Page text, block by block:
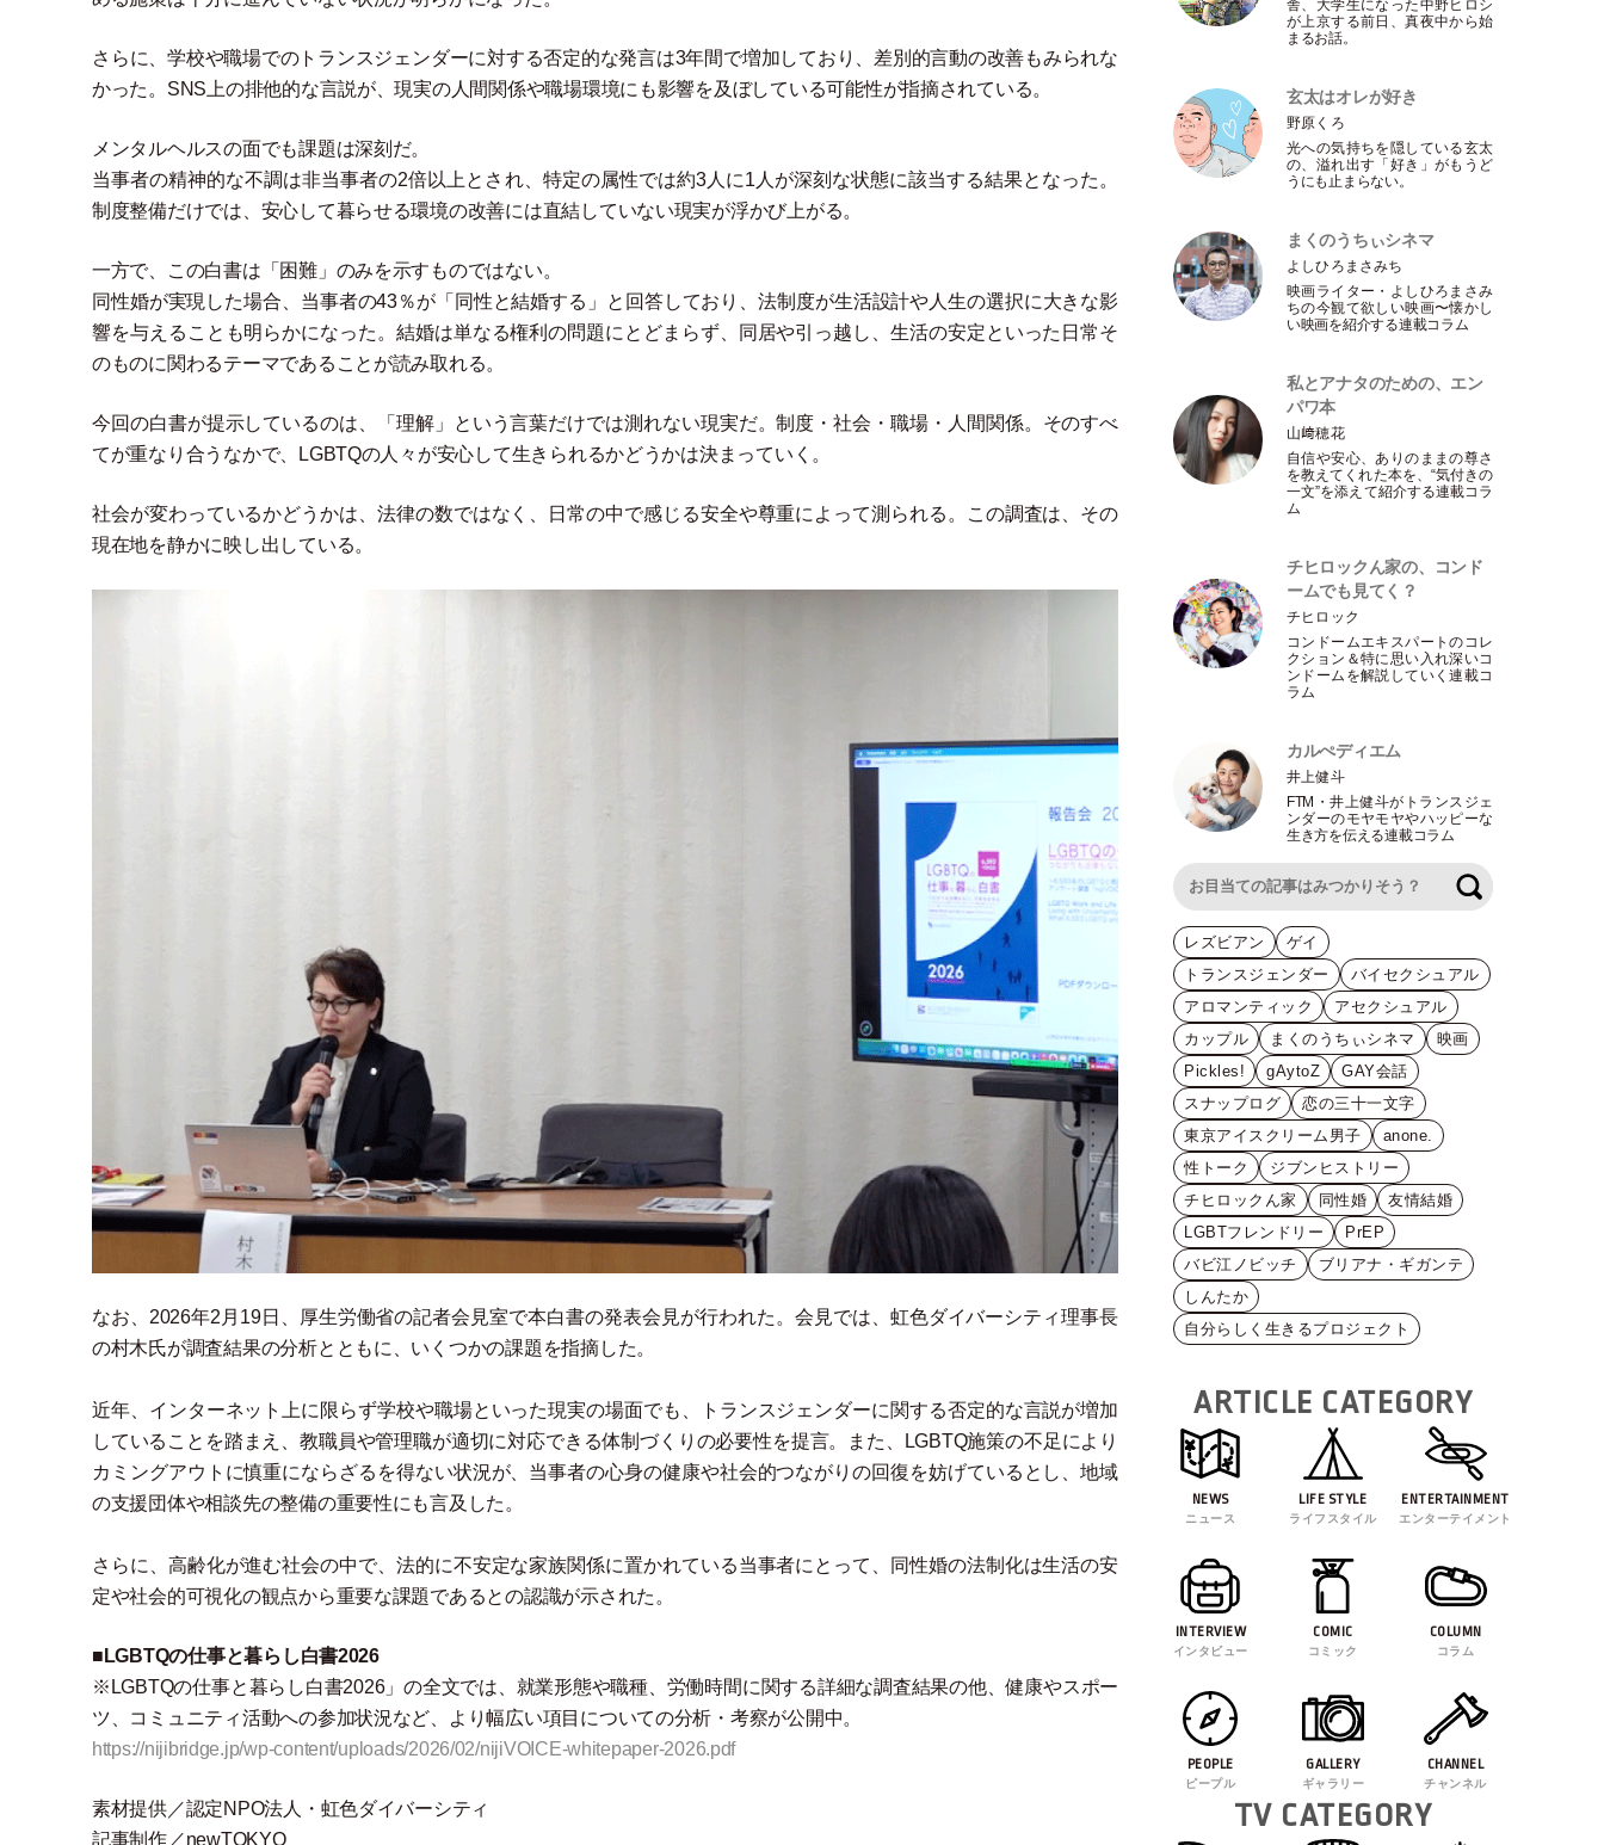
さらに、学校や職場でのトランスジェンダーに対する否定的な発言は3年間で増加しており、差別的言動の改善もみられな
かった。SNS上の排他的な言説が、現実の人間関係や職場環境にも影響を及ぼしている可能性が指摘されている。
メンタルヘルスの面でも課題は深刻だ。
当事者の精神的な不調は非当事者の2倍以上とされ、特定の属性では約3人に1人が深刻な状態に該当する結果となった。
制度整備だけでは、安心して暮らせる環境の改善には直結していない現実が浮かび上がる。
一方で、この白書は 「 困難」 のみを示すものではない。
同性婚が実現した場合、当事者の43％が「 同性と結婚する 」
と回答しており、法制度が生活設計や人生の選択に大きな影
響を与えることも明らかになった。結婚は単なる権利の問題にとどまらず、同居や引っ越し、生活の安定といった日常そ
のものに関わるテーマであることが読み取れる。
今回の白書が提示しているのは、 「 理解」 という言葉だけでは測れない現実だ。制度 ・社会 ・職場・ 人間関係。そのすべ
てが重なり合うなかで、LGBTQの人々が安心して生きられるかどうかは決まっていく。
社会が変わっているかどうかは、法律の数ではなく、日常の中で感じる安全や尊重によって測られる。この調査は、その
現在地を静かに映し出している。
なお、2026年2月19日、厚生労働省の記者会見室で本白書の発表会見が行われた。会見では、虹色ダイバーシティ理事長
の村木氏が調査結果の分析とともに、いくつかの課題を指摘した。
近年、インターネット上に限らず学校や職場といった現実の場面でも、トランスジェンダーに関する否定的な言説が増加
していることを踏まえ、教職員や管理職が適切に対応できる体制づくりの必要性を提言。また、LGBTQ施策の不足により
カミングアウトに慎重にならざるを得ない状況が、当事者の心身の健康や社会的つながりの回復を妨げているとし、地域
の支援団体や相談先の整備の重要性にも言及した。
さらに、高齢化が進む社会の中で、法的に不安定な家族関係に置かれている当事者にとって、同性婚の法制化は生活の安
定や社会的可視化の観点から重要な課題であるとの認識が示された。
■ LGBTQの仕事と暮らし白書2026
※LGBTQの仕事と暮らし白書2026」の全文では、就業形態や職種、労働時間に関する詳細な調査結果の他、健康やスポー
ツ、コミュニティ活動への参加状況など、より幅広い項目についての分析 ・ 考察が公開中。
https://nijibridge.jp/wp-content/uploads/2026/02/nijiVOICE-whitepaper-2026.pdf
素材提供／認定NPO法人 ・ 虹色ダイバーシティ
記事制作／newTOKYO
舎、大学生になった中野ヒロシ
が上京する前日、真夜中から始
まるお話。
玄太はオレが好き
野原くろ
光への気持ちを隠している玄太
の、溢れ出す 「好き 」がもうど
うにも止まらない。
まくのうちぃシネマ
よしひろまさみち
映画ライター ・ よしひろまさみ
ちの今観て欲しい映画〜懐かし
い映画を紹介する連載コラム
私とアナタのための、エン
パワ本
山﨑穂花
自信や安心、ありのままの尊さ
を教えてくれた本を、“気付きの
一文”を添えて紹介する連載コラ
ム
チヒロックん家の、コンド
ームでも見てく？
チヒロック
コンドームエキスパートのコレ
クション＆特に思い入れ深いコ
ンドームを解説していく連載コ
ラム
カルぺディエム
井上健斗
FTM ・井上健斗がトランスジェ
ンダーのモヤモヤやハッピーな
生き方を伝える連載コラム
レズビアン
ゲイ
トランスジェンダー
バイセクシュアル
アロマンティック
アセクシュアル
カップル
まくのうちぃシネマ
映画
Pickles!
gAytoZ
GAY会話
スナップログ
恋の三十一文字
東京アイスクリーム男子
anone.
性トーク
ジブンヒストリー
チヒロックん家
同性婚
友情結婚
LGBTフレンドリー
PrEP
バビ江ノビッチ
ブリアナ・ギガンテ
しんたか
自分らしく生きるプロジェクト
ARTICLE CATEGORY
NEWS
ニュース
LIFE STYLE
ライフスタイル
ENTERTAINMENT
エンターテイメント
INTERVIEW
インタビュー
COMIC
コミック
COLUMN
コラム
PEOPLE
ピープル
GALLERY
ギャラリー
CHANNEL
チャンネル
TV CATEGORY